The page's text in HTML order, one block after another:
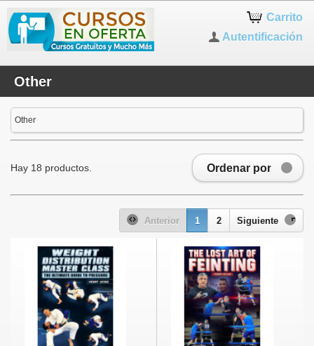
Carrito
Autentificación
Other
Other
Ordenar por
Hay 18 productos.
Anterior 1 2 Siguiente